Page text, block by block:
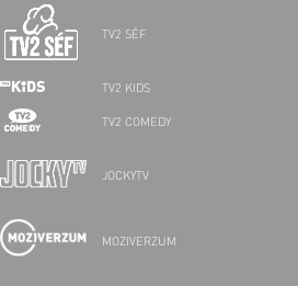
TV2 SÉF
TV2 KIDS
TV2 COMEDY
JOCKYTV
MOZIVERZUM